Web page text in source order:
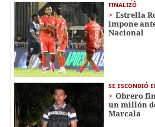
FINALIZÓ
Estrella
impone
Nacional
SE ESCONDIÓ
Obrero
un millón
Marcala